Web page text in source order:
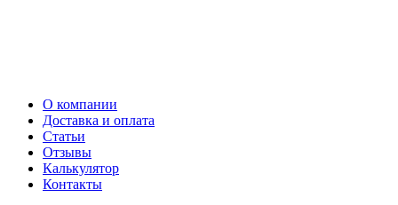
О компании
Доставка и оплата
Статьи
Отзывы
Калькулятор
Контакты